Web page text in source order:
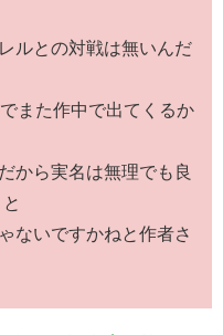
ルとの対戦は無いんだ
また作中で出てくるか
から実名は無理でも良
ないですかねと作者さ